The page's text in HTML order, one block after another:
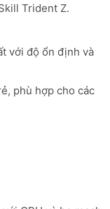
Trident Z.
với độ ổn định và
phù hợp cho các